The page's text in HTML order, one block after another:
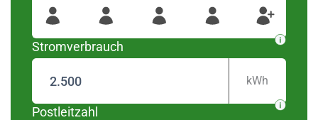
Stromverbrauch
kWh
Postleitzahl
Für Ihre Postleitzahl
39104
wurden diese Regionen
gefunden